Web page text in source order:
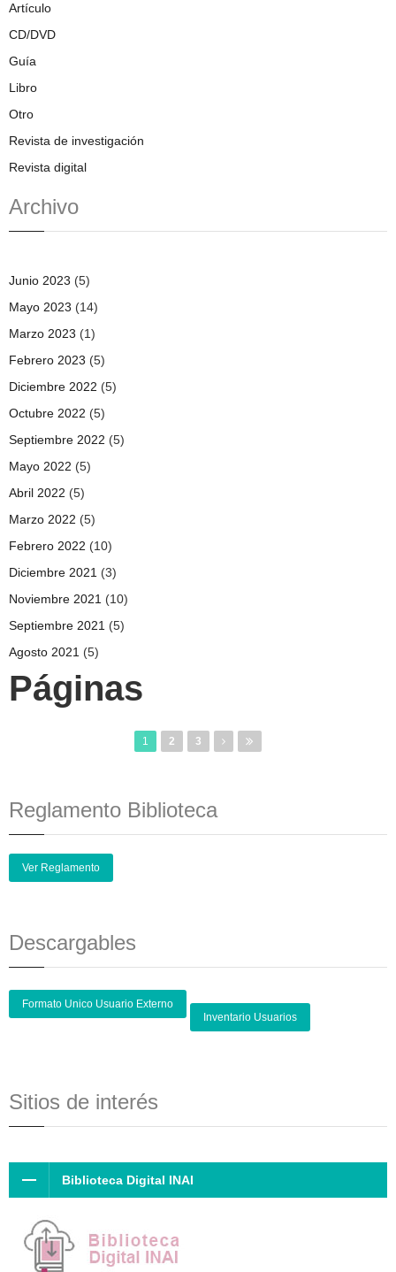
Artículo
CD/DVD
Guía
Libro
Otro
Revista de investigación
Revista digital
Archivo
Junio 2023 (5)
Mayo 2023 (14)
Marzo 2023 (1)
Febrero 2023 (5)
Diciembre 2022 (5)
Octubre 2022 (5)
Septiembre 2022 (5)
Mayo 2022 (5)
Abril 2022 (5)
Marzo 2022 (5)
Febrero 2022 (10)
Diciembre 2021 (3)
Noviembre 2021 (10)
Septiembre 2021 (5)
Agosto 2021 (5)
Páginas
1 2 3
Reglamento Biblioteca
Ver Reglamento
Descargables
Formato Unico Usuario Externo
Inventario Usuarios
Sitios de interés
Biblioteca Digital INAI